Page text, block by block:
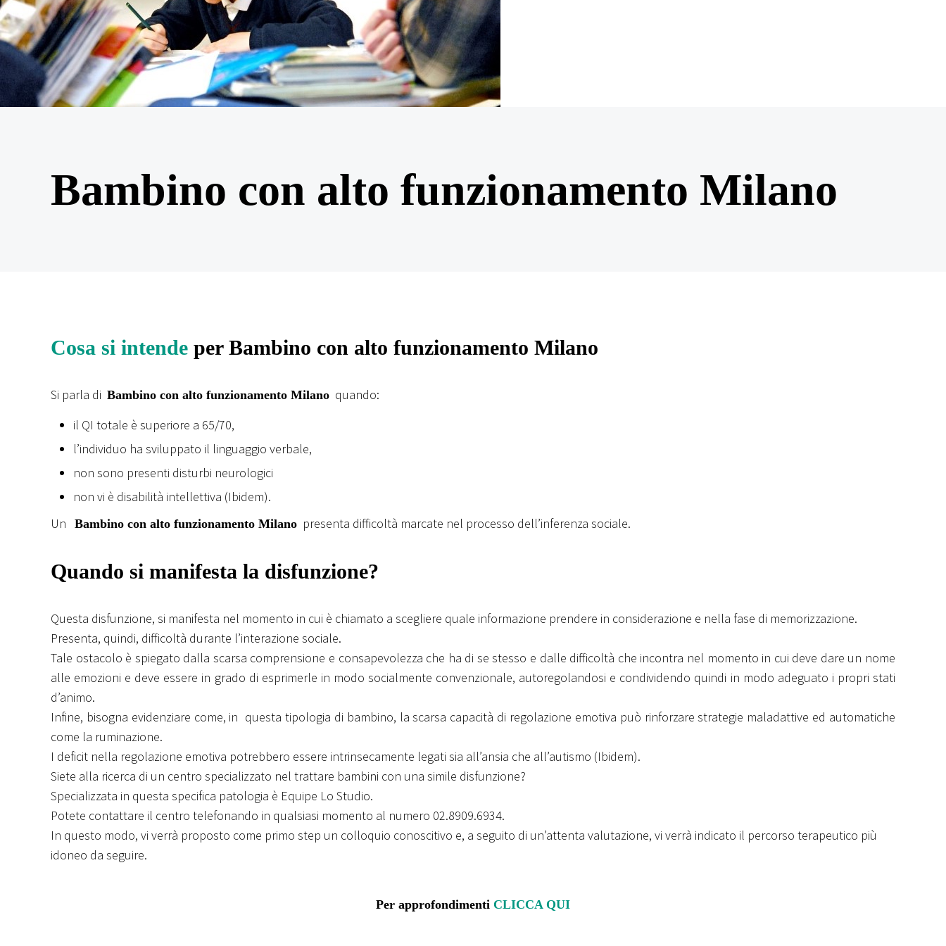
Bambino con alto funzionamento Milano
Cosa si intende per Bambino con alto funzionamento Milano
Si parla di Bambino con alto funzionamento Milano quando:
il QI totale è superiore a 65/70,
l’individuo ha sviluppato il linguaggio verbale,
non sono presenti disturbi neurologici
non vi è disabilità intellettiva (Ibidem).
Un Bambino con alto funzionamento Milano presenta difficoltà marcate nel processo dell’inferenza sociale.
Quando si manifesta la disfunzione?
Questa disfunzione, si manifesta nel momento in cui è chiamato a scegliere quale informazione prendere in considerazione e nella fase di memorizzazione.
Presenta, quindi, difficoltà durante l’interazione sociale.
Tale ostacolo è spiegato dalla scarsa comprensione e consapevolezza che ha di se stesso e dalle difficoltà che incontra nel momento in cui deve dare un nome
alle emozioni e deve essere in grado di esprimerle in modo socialmente convenzionale, autoregolandosi e condividendo quindi in modo adeguato i propri stati
d’animo.
Infine, bisogna evidenziare come, in questa tipologia di bambino, la scarsa capacità di regolazione emotiva può rinforzare strategie maladattive ed automatiche
come la ruminazione.
I deficit nella regolazione emotiva potrebbero essere intrinsecamente legati sia all’ansia che all’autismo (Ibidem).
Siete alla ricerca di un centro specializzato nel trattare bambini con una simile disfunzione?
Specializzata in questa specifica patologia è Equipe Lo Studio.
Potete contattare il centro telefonando in qualsiasi momento al numero 02.8909.6934.
In questo modo, vi verrà proposto come primo step un colloquio conoscitivo e, a seguito di un’attenta valutazione, vi verrà indicato il percorso terapeutico più
idoneo da seguire.
Per approfondimenti CLICCA QUI